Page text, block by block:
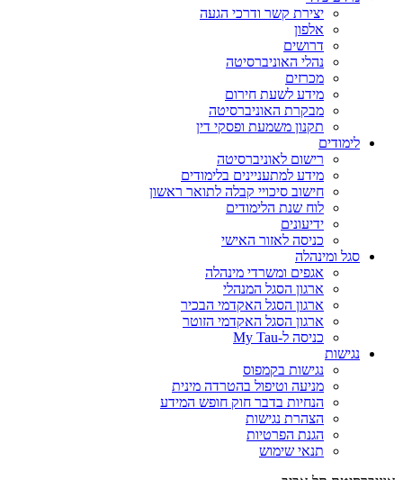
יצירת קשר ודרכי הגעה
אלפון
דרושים
נהלי האוניברסיטה
מכרזים
מידע לשעת חירום
מבקרת האוניברסיטה
תקנון משמעת ופסקי דין
לימודים
רישום לאוניברסיטה
מידע למתעניינים בלימודים
חישוב סיכויי קבלה לתואר ראשון
לוח שנת הלימודים
ידיעונים
כניסה לאזור האישי
סגל ומינהלה
אגפים ומשרדי מינהלה
ארגון הסגל המנהלי
ארגון הסגל האקדמי הבכיר
ארגון הסגל האקדמי הזוטר
כניסה ל-My Tau
נגישות
נגישות בקמפוס
מניעה וטיפול בהטרדה מינית
הנחיות בדבר חוק חופש המידע
הצהרת נגישות
הגנת הפרטיות
תנאי שימוש